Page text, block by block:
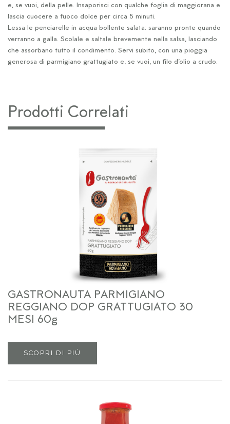
e, se vuoi, della pelle. Insaporisci con qualche foglia di maggiorana e
lascia cuocere a fuoco dolce per circa 5 minuti.
Lessa le penciarelle in acqua bollente salata: saranno pronte quando
verranno a galla. Scolale e saltale brevemente nella salsa, lasciando
che assorbano tutto il condimento. Servi subito, con una pioggia
generosa di parmigiano grattugiato e, se vuoi, un filo d’olio a crudo.
Prodotti Correlati
GASTRONAUTA PARMIGIANO
REGGIANO DOP GRATTUGIATO 30
MESI 60g
SCOPRI DI PIÙ